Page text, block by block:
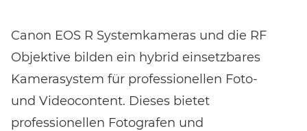
Canon EOS R Systemkameras und die RF
Objektive bilden ein hybrid einsetzbares
Kamerasystem für professionellen Foto-
und Videocontent. Dieses bietet
professionellen Fotografen und